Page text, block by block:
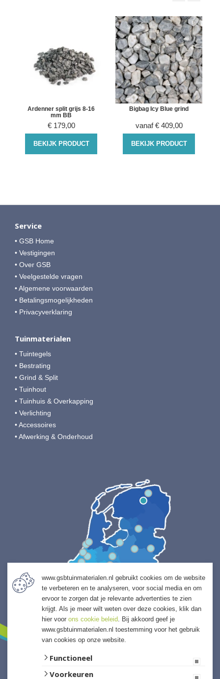
Ardenner split grijs 8-16
mm BB
€ 179,00
BEKIJK PRODUCT
Bigbag Icy Blue grind
vanaf € 409,00
BEKIJK PRODUCT
Service
• GSB Home
• Vestigingen
• Over GSB
• Veelgestelde vragen
• Algemene voorwaarden
• Betalingsmogelijkheden
• Privacyverklaring
Tuinmaterialen
• Tuintegels
• Bestrating
• Grind & Split
• Tuinhout
• Tuinhuis & Overkapping
• Verlichting
• Accessoires
• Afwerking & Onderhoud
www.gsbtuinmaterialen.nl gebruikt cookies om de website
te verbeteren en te analyseren, voor social media en om
ervoor te zorgen dat je relevante advertenties te zien
krijgt. Als je meer wilt weten over deze cookies, klik dan
hier voor ons cookie beleid. Bij akkoord geef je
www.gsbtuinmaterialen.nl toestemming voor het gebruik
van cookies op onze website.
Functioneel
Voorkeuren